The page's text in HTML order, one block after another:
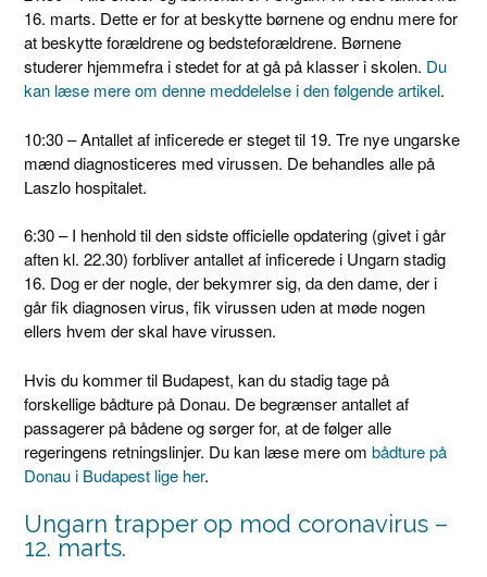
16. marts. Dette er for at beskytte børnene og endnu mere for
at beskytte forældrene og bedsteforældrene. Børnene
studerer hjemmefra i stedet for at gå på klasser i skolen. Du
kan læse mere om denne meddelelse i den følgende artikel.
10:30 – Antallet af inficerede er steget til 19. Tre nye ungarske
mænd diagnosticeres med virussen. De behandles alle på
Laszlo hospitalet.
6:30 – I henhold til den sidste officielle opdatering (givet i går
aften kl. 22.30) forbliver antallet af inficerede i Ungarn stadig
16. Dog er der nogle, der bekymrer sig, da den dame, der i
går fik diagnosen virus, fik virussen uden at møde nogen
ellers hvem der skal have virussen.
Hvis du kommer til Budapest, kan du stadig tage på
forskellige bådture på Donau. De begrænser antallet af
passagerer på bådene og sørger for, at de følger alle
regeringens retningslinjer. Du kan læse mere om bådture på
Donau i Budapest lige her.
Ungarn trapper op mod coronavirus –
12. marts.